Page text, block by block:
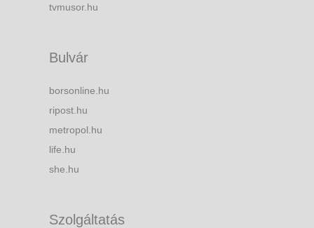
tvmusor.hu
Bulvár
borsonline.hu
ripost.hu
metropol.hu
life.hu
she.hu
Szolgáltatás